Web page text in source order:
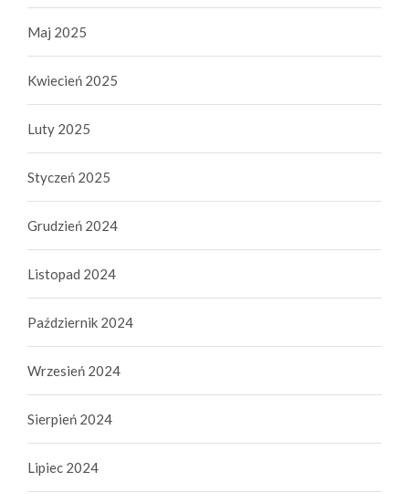
Maj 2025
Kwiecień 2025
Luty 2025
Styczeń 2025
Grudzień 2024
Listopad 2024
Październik 2024
Wrzesień 2024
Sierpień 2024
Lipiec 2024